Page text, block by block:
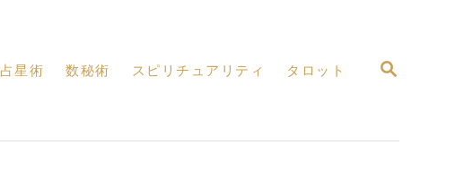
検
占星術 数秘術 スピリチュアリティ タロット